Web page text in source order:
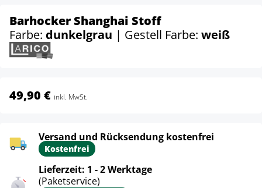
Barhocker Shanghai Stoff
Farbe: dunkelgrau | Gestell Farbe: weiß
49,90 € inkl. MwSt.
Versand und Rücksendung kostenfrei
Kostenfrei
Lieferzeit: 1 - 2 Werktage
(Paketservice)